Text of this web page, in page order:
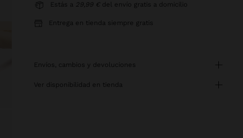
Estás a 29,99 € del envío gratis a domicilio
Entrega en tienda siempre gratis
envíos, cambios y devoluciones
ver disponibilidad en tienda